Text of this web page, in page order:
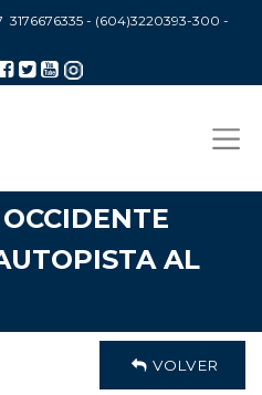
3176676335 - (604)3220393-300 -
AL
VOLVER